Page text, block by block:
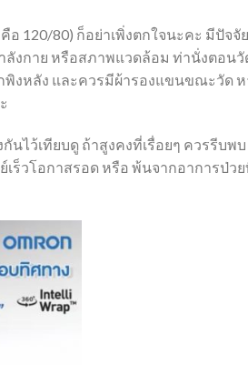
คือ 120/80) ก็อย่าเพิ่งตกใจนะคะ มีปัจจัย
ลังกาย หรือสภาพแวดล้อม ท่านั่งตอนวั
งหลัง และควรมีผ้ารองแขนขณะวัด
นไว้เทียบดู ถ้าสูงคงที่เรื่อยๆ ควรรีบพบ
เร็วโอกาสรอด หรือ พ้นจากอาการป่ว